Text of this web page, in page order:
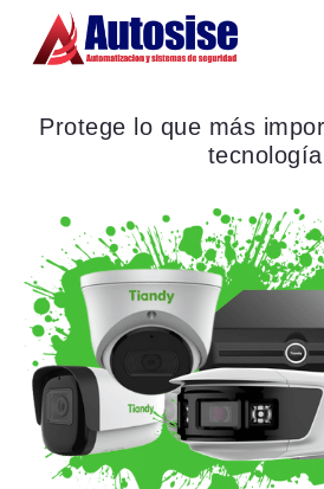
Protege lo que más
tecnología